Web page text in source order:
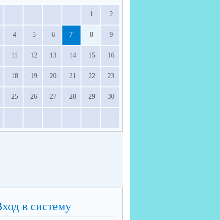
1 2
4 5 6 7 8 9
11 12 13 14 15 16
18 19 20 21 22 23
25 26 27 28 29 30
в систему